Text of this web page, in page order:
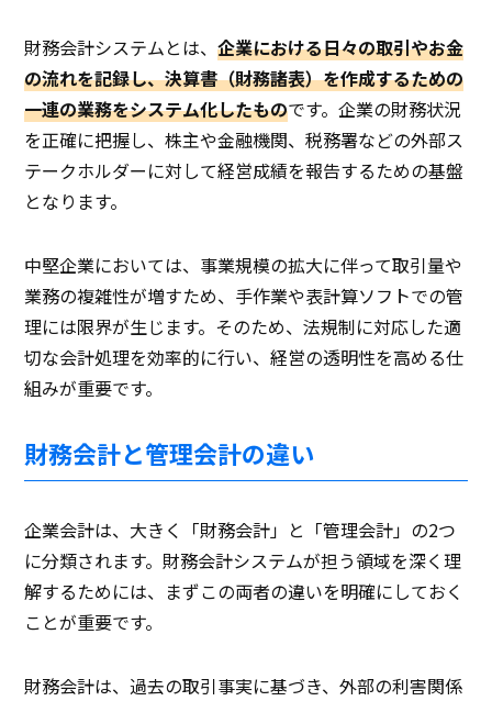
財務会計システムとは、企業における日々の取引やお金
の流れを記録し、決算書（財務諸表）を作成するための
一連の業務をシステム化したものです。企業の財務状況
を正確に把握し、株主や金融機関、税務署などの外部ス
テークホルダーに対して経営成績を報告するための基盤
となります。
中堅企業においては、事業規模の拡大に伴って取引量や
業務の複雑性が増すため、手作業や表計算ソフトでの管
理には限界が生じます。そのため、法規制に対応した適
切な会計処理を効率的に行い、経営の透明性を高める仕
組みが重要です。
財務会計と管理会計の違い
企業会計は、大きく「財務会計」と「管理会計」の2つ
に分類されます。財務会計システムが担う領域を深く理
解するためには、まずこの両者の違いを明確にしておく
ことが重要です。
財務会計は、過去の取引事実に基づき、外部の利害関係